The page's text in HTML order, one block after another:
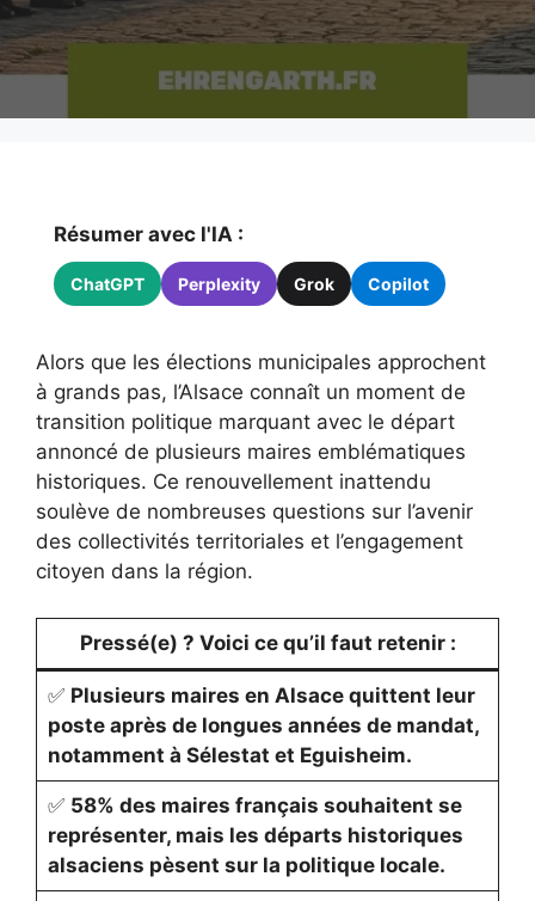
Résumer avec l'IA :
ChatGPT Perplexity Grok Copilot
Alors que les élections municipales approchent
à grands pas, l’Alsace connaît un moment de
transition politique marquant avec le départ
annoncé de plusieurs maires emblématiques
historiques. Ce renouvellement inattendu
soulève de nombreuses questions sur l’avenir
des collectivités territoriales et l’engagement
citoyen dans la région.
Pressé(e) ? Voici ce qu’il faut retenir :
✅ Plusieurs maires en Alsace quittent leur
poste après de longues années de mandat,
notamment à Sélestat et Eguisheim.
✅ 58% des maires français souhaitent se
représenter, mais les départs historiques
alsaciens pèsent sur la politique locale.